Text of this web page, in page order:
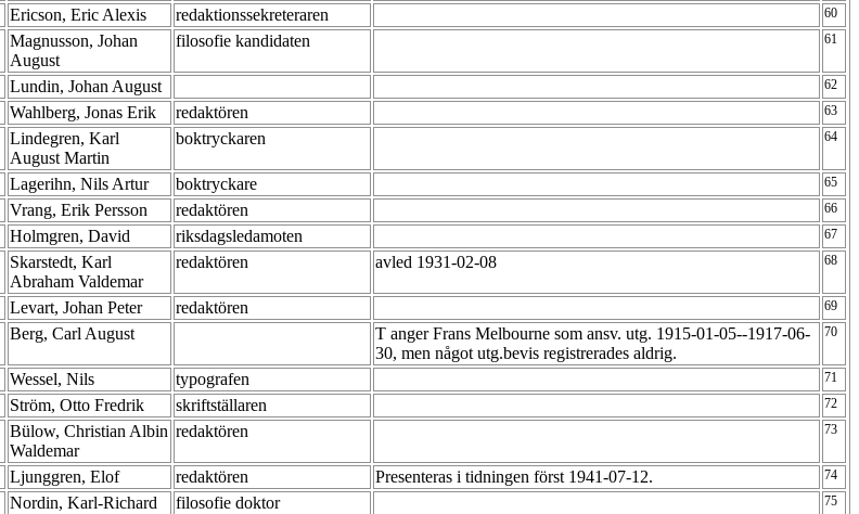
Ericson, Eric Alexis redaktionssekreteraren 60
Magnusson, Johan
August
filosofie kandidaten 61
Lundin, Johan August 62
Wahlberg, Jonas Erik redaktören 63
Lindegren, Karl
August Martin
boktryckaren 64
Lagerihn, Nils Artur boktryckare 65
Vrang, Erik Persson redaktören 66
Holmgren, David riksdagsledamoten 67
Skarstedt, Karl
Abraham Valdemar
redaktören avled 1931-02-08 68
Levart, Johan Peter redaktören 69
Berg, Carl August
T anger Frans Melbourne som ansv. utg. 1915-01-05--1917-06-
30, men något utg.bevis registrerades aldrig.
70
Wessel, Nils typografen 71
Ström, Otto Fredrik skriftställaren 72
Bülow, Christian Albin
Waldemar
redaktören 73
Ljunggren, Elof redaktören Presenteras i tidningen först 1941-07-12. 74
Nordin, Karl-Richard filosofie doktor 75